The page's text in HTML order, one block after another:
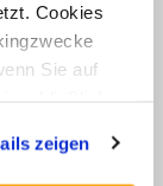
Cookies
Sie auf
—
zeigen